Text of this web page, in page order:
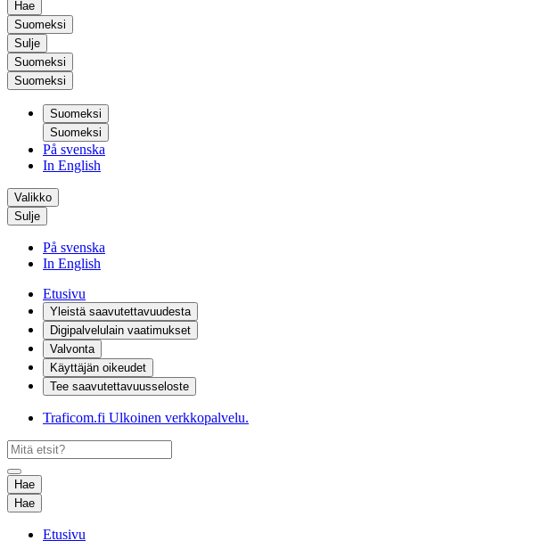
Hae
Suomeksi
Sulje
Suomeksi
Suomeksi
Suomeksi
Suomeksi
På svenska
In English
Valikko
Sulje
På svenska
In English
Etusivu
Yleistä saavutettavuudesta
Digipalvelulain vaatimukset
Valvonta
Käyttäjän oikeudet
Tee saavutettavuusseloste
Traficom.fi Ulkoinen verkkopalvelu.
Hae
Hae
Etusivu